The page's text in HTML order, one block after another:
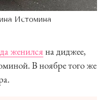
Истомина
женился на диджее,
В ноябре того же